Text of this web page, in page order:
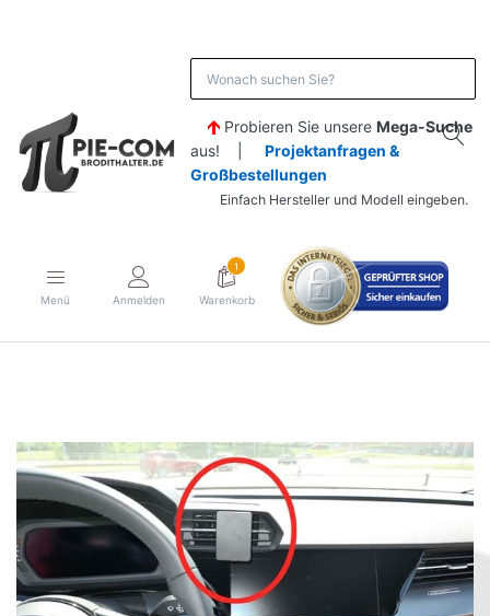
Probieren Sie unsere Mega-Suche
aus! | Projektanfragen &
Großbestellungen
Einfach Hersteller und Modell eingeben.
Menü Anmelden
1
Warenkorb